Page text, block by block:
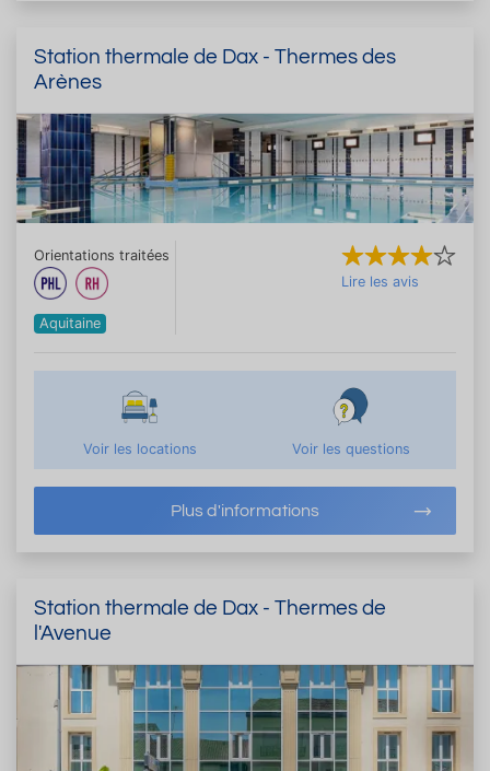
Station thermale de Dax - Thermes des
Arènes
Orientations traitées
Aquitaine
Lire les avis
Voir les locations Voir les questions
Plus d'informations
Station thermale de Dax - Thermes de
l'Avenue